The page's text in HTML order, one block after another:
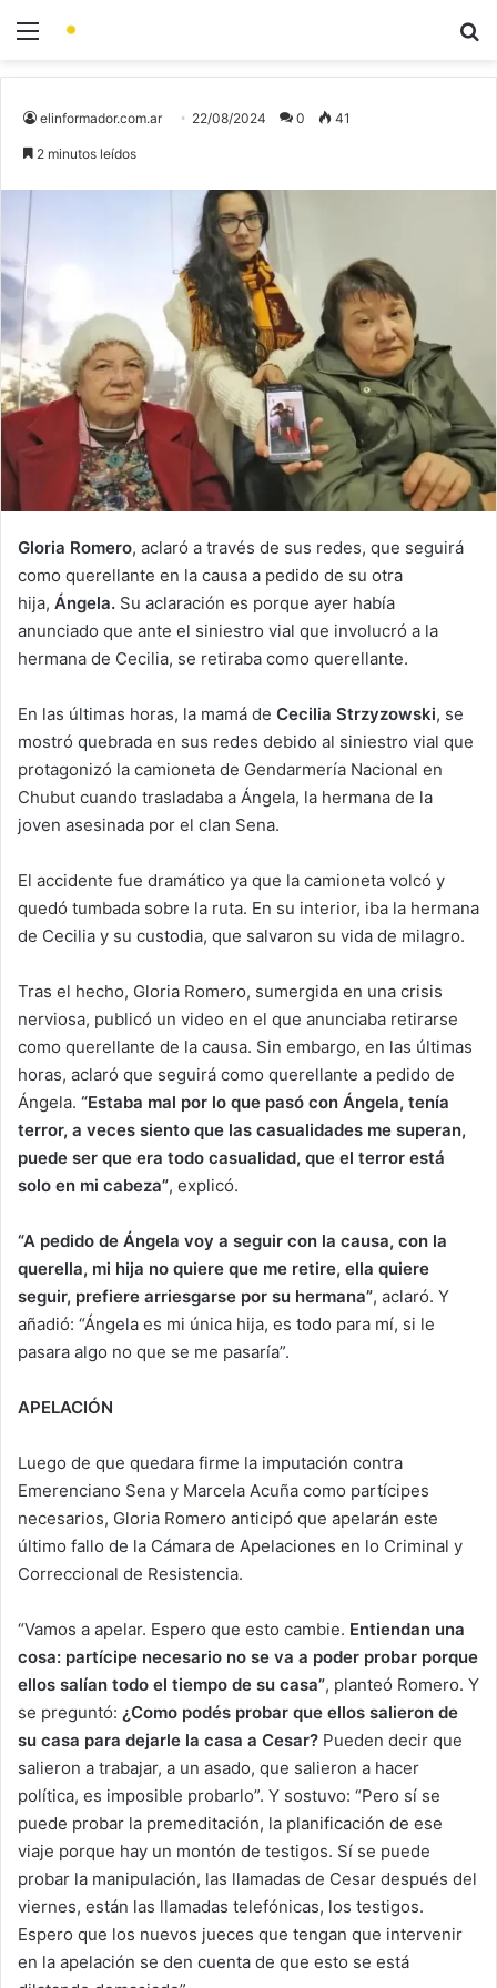
elinformador.com.ar 22/08/2024 0 41
2 minutos leídos
Gloria Romero, aclaró a través de sus redes, que seguirá
como querellante en la causa a pedido de su otra
hija, Ángela. Su aclaración es porque ayer había
anunciado que ante el siniestro vial que involucró a la
hermana de Cecilia, se retiraba como querellante.
En las últimas horas, la mamá de Cecilia Strzyzowski, se
mostró quebrada en sus redes debido al siniestro vial que
protagonizó la camioneta de Gendarmería Nacional en
Chubut cuando trasladaba a Ángela, la hermana de la
joven asesinada por el clan Sena.
El accidente fue dramático ya que la camioneta volcó y
quedó tumbada sobre la ruta. En su interior, iba la hermana
de Cecilia y su custodia, que salvaron su vida de milagro.
Tras el hecho, Gloria Romero, sumergida en una crisis
nerviosa, publicó un video en el que anunciaba retirarse
como querellante de la causa. Sin embargo, en las últimas
horas, aclaró que seguirá como querellante a pedido de
Ángela. “Estaba mal por lo que pasó con Ángela, tenía
terror, a veces siento que las casualidades me superan,
puede ser que era todo casualidad, que el terror está
solo en mi cabeza”, explicó.
“A pedido de Ángela voy a seguir con la causa, con la
querella, mi hija no quiere que me retire, ella quiere
seguir, prefiere arriesgarse por su hermana”, aclaró. Y
añadió: “Ángela es mi única hija, es todo para mí, si le
pasara algo no que se me pasaría”.
APELACIÓN
Luego de que quedara firme la imputación contra
Emerenciano Sena y Marcela Acuña como partícipes
necesarios, Gloria Romero anticipó que apelarán este
último fallo de la Cámara de Apelaciones en lo Criminal y
Correccional de Resistencia.
“Vamos a apelar. Espero que esto cambie. Entiendan una
cosa: partícipe necesario no se va a poder probar porque
ellos salían todo el tiempo de su casa”, planteó Romero. Y
se preguntó: ¿Como podés probar que ellos salieron de
su casa para dejarle la casa a Cesar? Pueden decir que
salieron a trabajar, a un asado, que salieron a hacer
política, es imposible probarlo”. Y sostuvo: “Pero sí se
puede probar la premeditación, la planificación de ese
viaje porque hay un montón de testigos. Sí se puede
probar la manipulación, las llamadas de Cesar después del
viernes, están las llamadas telefónicas, los testigos.
Espero que los nuevos jueces que tengan que intervenir
en la apelación se den cuenta de que esto se está